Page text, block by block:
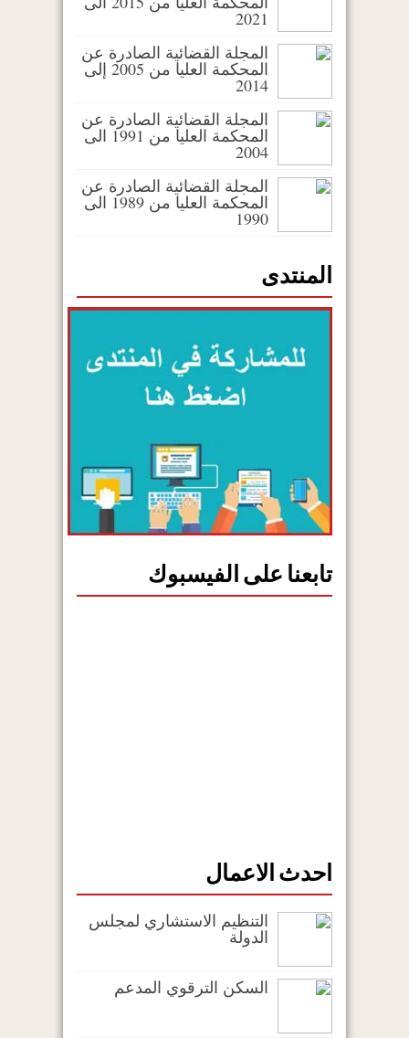
2021
المجلة القضائية الصادرة عن
المحكمة العليا من 2005 إلى
2014
المجلة القضائية الصادرة عن
المحكمة العليا من 1991 الى
2004
المجلة القضائية الصادرة عن
المحكمة العليا من 1989 الى
1990
المنتدى
تابعنا على الفيسبوك
احدث الاعمال
التنظيم الاستشاري لمجلس
الدولة
السكن الترقوي المدعم